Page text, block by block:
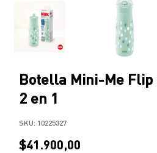
Botella Mini-Me Flip
2 en 1
SKU: 10225327
$41.900,00